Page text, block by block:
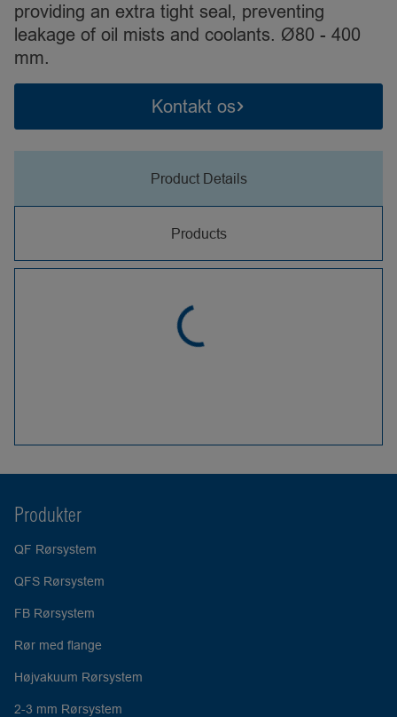
providing an extra tight seal, preventing
leakage of oil mists and coolants. Ø80 - 400
mm.
Kontakt os
Product Details
Products
Produkter
QF Rørsystem
QFS Rørsystem
FB Rørsystem
Rør med flange
Højvakuum Rørsystem
2-3 mm Rørsystem